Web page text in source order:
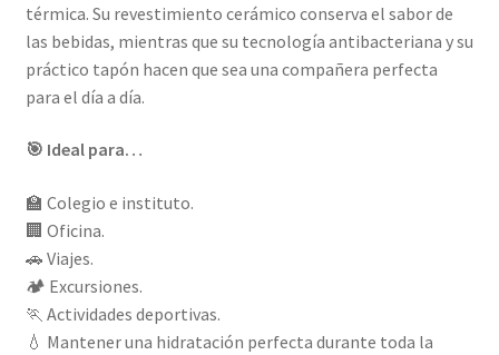
térmica. Su revestimiento cerámico conserva el sabor de
las bebidas, mientras que su tecnología antibacteriana y su
práctico tapón hacen que sea una compañera perfecta
para el día a día.
🎯 Ideal para…
🏫 Colegio e instituto.
🏢 Oficina.
🚗 Viajes.
🏕️ Excursiones.
🏃 Actividades deportivas.
💧 Mantener una hidratación perfecta durante toda la